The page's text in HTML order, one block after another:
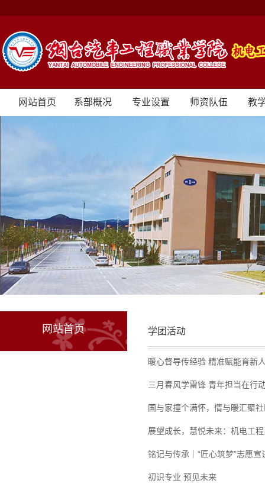
网站首页 系部概况 专业设置 师资队伍 教
网站首页 学团活动
暖心督导传经验 精准赋能育新
三月春风学雷锋 青年担当在行
国与家撞个满怀，情与暖汇聚
展望成长，慧悦未来：机电工
铭记与传承｜“匠心筑梦”志愿
初识专业 预见未来